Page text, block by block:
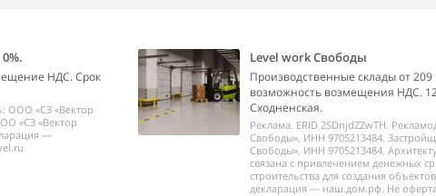
НДС. Срок
ООО «СЗ «Вектор
«СЗ «Вектор
—
Level work Свободы
Производственные склады от 209
возможность возмещения НДС.
Сходненская.
Реклама. ERID 2SDnjdZZwTH.
Свободы», ИНН 9705213484.
Свободы», ИНН 9705213484.
связана с привлечением денежных
строительства для создания
декларация — наш.дом.рф. Не